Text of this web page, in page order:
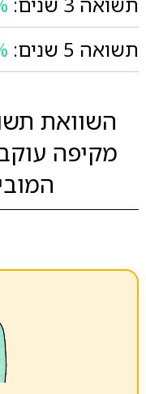
תשואה 5 שנים:
השוואת